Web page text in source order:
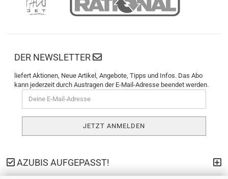
DER NEWSLETTER
liefert Aktionen, Neue Artikel, Angebote, Tipps und Infos. Das Abo
kann jederzeit durch Austragen der E-Mail-Adresse beendet werden.
AZUBIS AUFGEPASST!